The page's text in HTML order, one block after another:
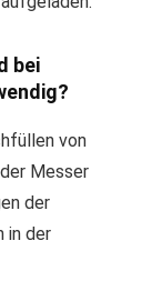
bei
von
Messer
der
in der